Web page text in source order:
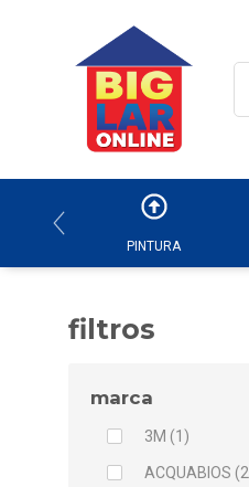
PINTURA
filtros
marca
3M (1)
ACQUABIOS